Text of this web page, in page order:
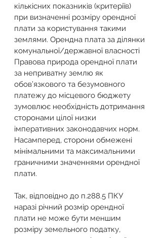
кількісних показників (критеріїв)
при визначенні розміру орендної
плати за користування такими
землями. Орендна плата за ділянки
комунальної/державної власності
Правова природа орендної плати
за неприватну землю як
обов’язкового та безумовного
платежу до місцевого бюджету
зумовлює необхідність дотримання
сторонами цілої низки
імперативних законодавчих норм.
Насамперед, сторони обмежені
мінімальними та максимальними
граничними значеннями орендної
плати.
Так, відповідно до п.288.5 ПКУ
наразі річний розмір орендної
плати не може бути меншим
розміру земельного податку,